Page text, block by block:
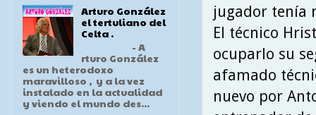
jugador tenía
El técnico
ocuparlo su
afamado
nuevo por
Arturo González
el tertuliano del
Celta .
- A
rturo González
es un heterodoxo
maravilloso , y a la vez
instalado en la actualidad
y viendo el mundo des...